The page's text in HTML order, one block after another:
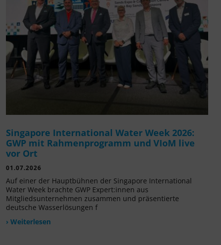
Singapore International Water Week 2026:
GWP mit Rahmenprogramm und VIoM live
vor Ort
01.07.2026
Auf einer der Hauptbühnen der Singapore International
Water Week brachte GWP Expert:innen aus
Mitgliedsunternehmen zusammen und präsentierte
deutsche Wasserlösungen f
› Weiterlesen